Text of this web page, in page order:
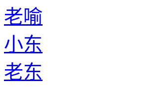
老喻
小东
老东